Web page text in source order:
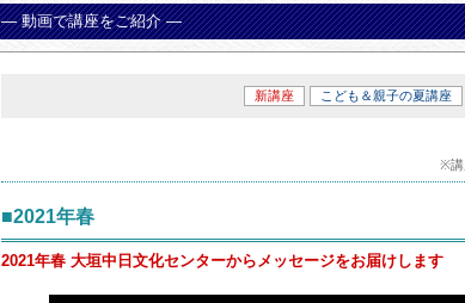
— 動画で講座をご紹介 —
新講座 こども＆親子の夏講座
※講
■2021年春
2021年春 大垣中日文化センターからメッセージをお届けします